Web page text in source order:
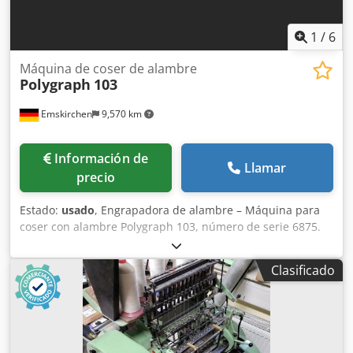
1 / 6
Emskirchen 9,570 km
Máquina de coser de alambre
Polygraph 103
Información de
precio
Llamar
Estado: usado, Engrapadora de alambre – Máquina para
coser con alambre Polygraph 103, número de serie 6875.
Manuales incluidos. Inspección por vídeo en línea a través
de Skype. Nos encantaría que nos visitara; tenemos más
máquinas en stock. Disponible inmediatamente; se puede
inspeccionar. En stock en Emskirchen/Núremberg; se
puede probar. Crjdpoh Ax Ufsfx Agkof
Clasificado